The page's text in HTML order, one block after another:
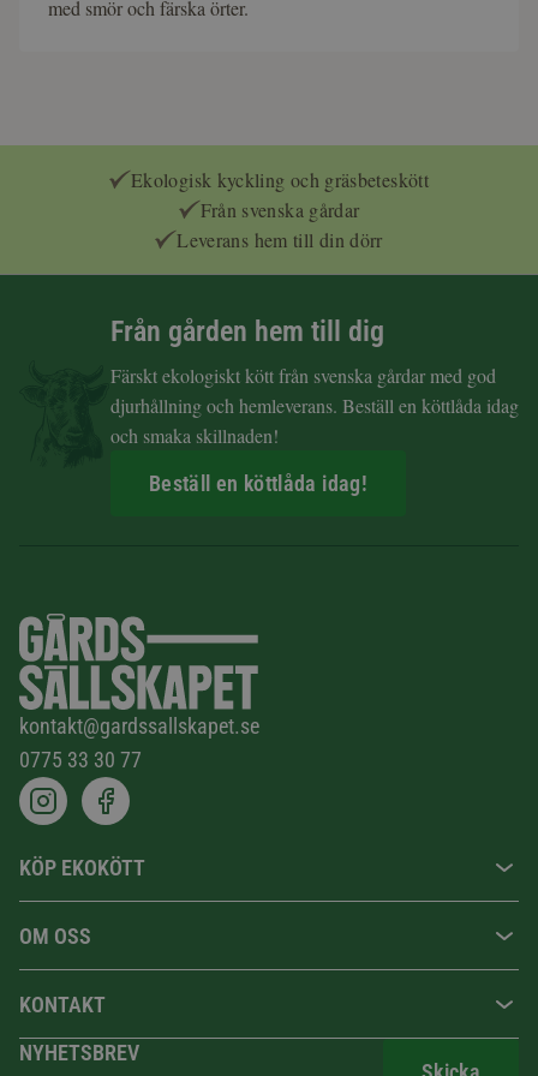
med smör och färska örter.
Ekologisk kyckling och gräsbeteskött
Från svenska gårdar
Leverans hem till din dörr
Från gården hem till dig
Färskt ekologiskt kött från svenska gårdar med god
djurhållning och hemleverans. Beställ en köttlåda idag
och smaka skillnaden!
Beställ en köttlåda idag!
kontakt@gardssallskapet.se
0775 33 30 77
KÖP EKOKÖTT
OM OSS
KONTAKT
NYHETSBREV